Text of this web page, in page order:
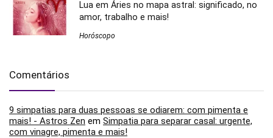
Lua em Áries no mapa astral: significado, no
amor, trabalho e mais!
Horóscopo
Comentários
9 simpatias para duas pessoas se odiarem: com pimenta e
mais! - Astros Zen em Simpatia para separar casal: urgente,
com vinagre, pimenta e mais!